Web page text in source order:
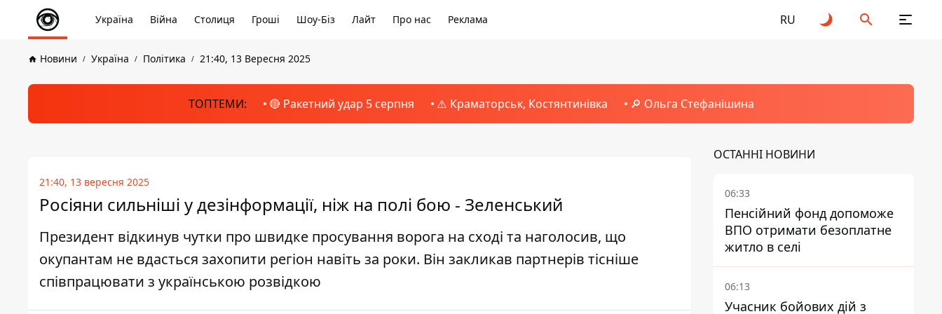
Україна Війна Столиця Гроші Шоу-Біз Лайт Про нас Реклама RU
Новини Україна Політика 21:40, 13 Вересня 2025
ТОПТЕМИ: 🔴 Ракетний удар 5 серпня ⚠️ Краматорськ, Костянтинівка 🔎 Ольга Стефанішина
21:40, 13 вересня 2025
Росіяни сильніші у дезінформації, ніж на полі бою - Зеленський
Президент відкинув чутки про швидке просування ворога на сході та наголосив, що
окупантам не вдасться захопити регіон навіть за роки. Він закликав партнерів тісніше
співпрацювати з українською розвідкою
ОСТАННІ НОВИНИ
06:33
Пенсійний фонд допоможе
ВПО отримати безоплатне
житло в селі
06:13
Учасник бойових дій з